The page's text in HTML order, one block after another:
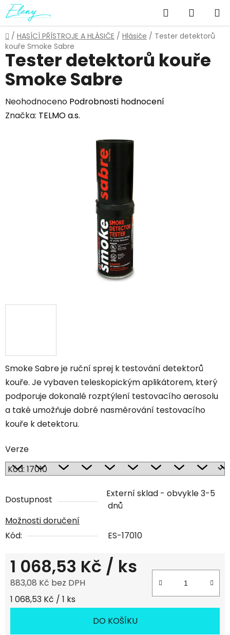
Přejít
na
obsah
Hledat
KOŠÍK
Domů
/ HASÍCÍ PŘÍSTROJE A HLÁSIČE / Hlásiče / Tester detektorů
kouře Smoke Sabre
Smoke Sabre je ruční sprej k testování detektorů
kouře. Je vybaven teleskopickým aplikátorem, který
podporuje dokonalé rozptýlení testovacího aerosolu
a také umožňuje dobré nasměrování testovacího
kouře k detektoru.
Verze
Dostupnost
Externí sklad - obvykle 3-5
dnů
Možnosti doručení
Kód:
ES-17010
1 068,53 Kč / ks
883,08 Kč bez DPH
Měrná cena:
1 068,53 Kč / 1 ks
DO KOŠÍKU
Tester detektorů kouře
Smoke Sabre
Průměrné
hodnocení
Neohodnoceno Podrobnosti hodnocení
Značka: TELMO a.s.